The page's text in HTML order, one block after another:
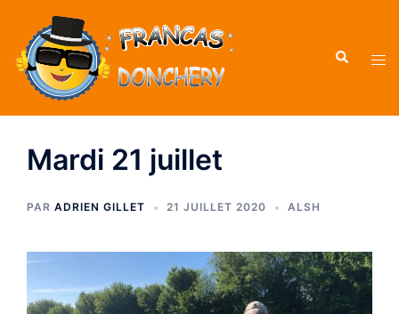
Mardi 21 juillet
PAR ADRIEN GILLET 21 JUILLET 2020 ALSH